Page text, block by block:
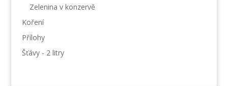
Zelenina v konzervě
Koření
Přílohy
Šťávy - 2 litry